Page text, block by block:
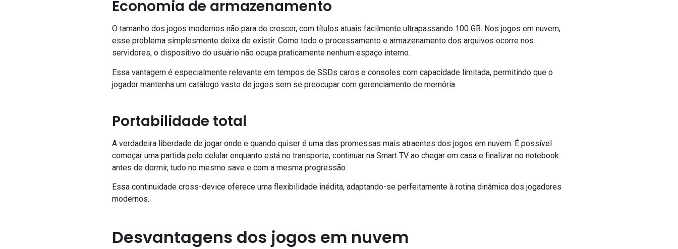
Economia de armazenamento
O tamanho dos jogos modernos não para de crescer, com títulos atuais facilmente ultrapassando 100 GB. Nos jogos em nuvem,
esse problema simplesmente deixa de existir. Como todo o processamento e armazenamento dos arquivos ocorre nos
servidores, o dispositivo do usuário não ocupa praticamente nenhum espaço interno.
Essa vantagem é especialmente relevante em tempos de SSDs caros e consoles com capacidade limitada, permitindo que o
jogador mantenha um catálogo vasto de jogos sem se preocupar com gerenciamento de memória.
Portabilidade total
A verdadeira liberdade de jogar onde e quando quiser é uma das promessas mais atraentes dos jogos em nuvem. É possível
começar uma partida pelo celular enquanto está no transporte, continuar na Smart TV ao chegar em casa e finalizar no notebook
antes de dormir, tudo no mesmo save e com a mesma progressão.
Essa continuidade cross-device oferece uma flexibilidade inédita, adaptando-se perfeitamente à rotina dinâmica dos jogadores
modernos.
Desvantagens dos jogos em nuvem